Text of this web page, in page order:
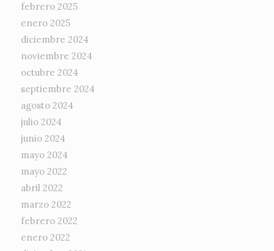
febrero 2025
enero 2025
diciembre 2024
noviembre 2024
octubre 2024
septiembre 2024
agosto 2024
julio 2024
junio 2024
mayo 2024
mayo 2022
abril 2022
marzo 2022
febrero 2022
enero 2022